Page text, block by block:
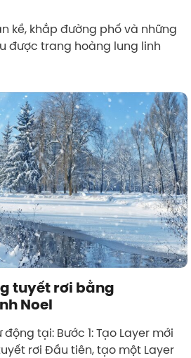
kề, khắp đường phố và những
được trang hoàng lung linh
tuyết rơi bằng
Noel
tại: Bước 1: Tạo Layer mới
rơi Đầu tiên, tạo một Layer